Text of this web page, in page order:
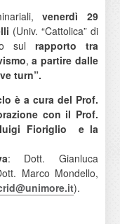
venerdì 29
(Univ. “Cattolica” di
sulrapporto tra
,a partire dalle
turn”.
è a cura del Prof.
con il Prof.
Fioriglio
e la
: Dott. Gianluca
Marco Mondello,
).